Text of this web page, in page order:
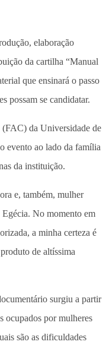
elaboração
da cartilha “Manual
que ensinará o passo
possam se candidatar.
(FAC) da Universidade de
evento ao lado da família
da instituição.
e, também, mulher
Egécia. No momento em
a minha certeza é
de altíssima
surgiu a partir
ocupados por mulheres
são as dificuldades